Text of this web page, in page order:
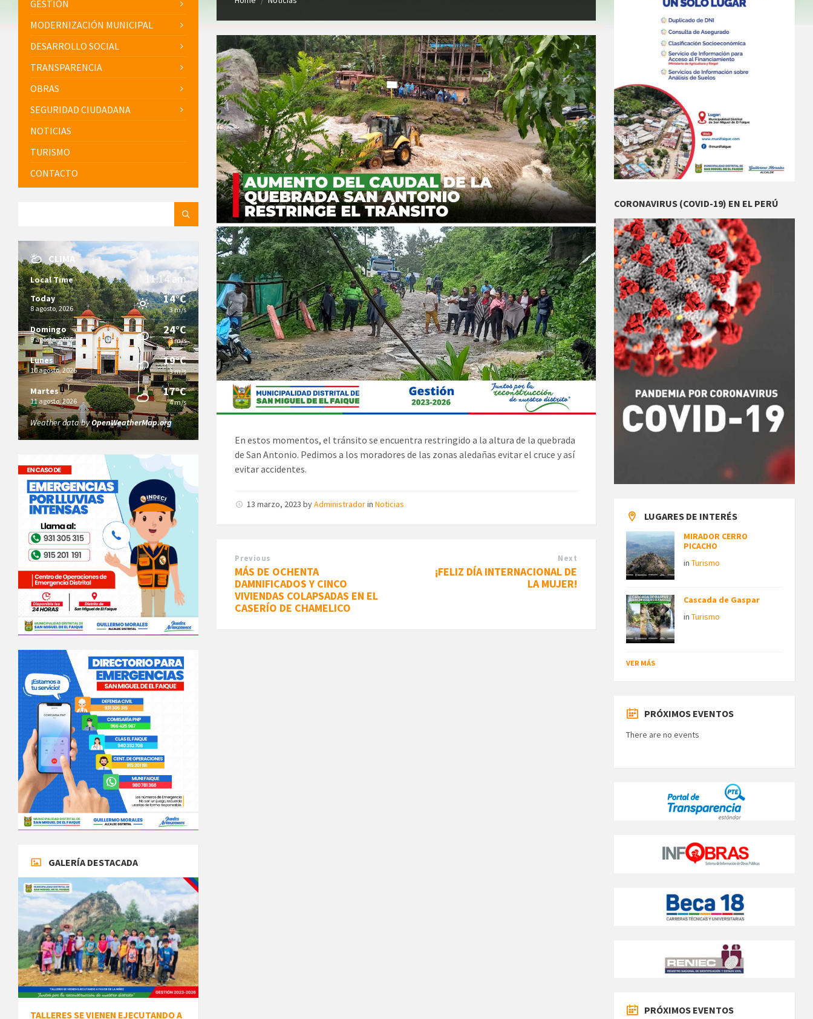
En estos momentos, el tránsito se encuentra restringido a la altura de la quebrada
de San Antonio. Pedimos a los moradores de las zonas aledañas evitar el cruce y así
evitar accidentes.
13 marzo, 2023byAdministradorinNoticias
Previous
MÁS DE OCHENTA
DAMNIFICADOS Y CINCO
VIVIENDAS COLAPSADAS EN EL
CASERÍO DE CHAMELICO
Next
¡FELIZ DÍA INTERNACIONAL DE
LA MUJER!
GESTIÓN
MODERNIZACIÓN MUNICIPAL
DESARROLLO SOCIAL
TRANSPARENCIA
OBRAS
SEGURIDAD CIUDADANA
NOTICIAS
TURISMO
CONTACTO
CLIMA
Local Time 11:14 am
Today
8 agosto, 2026
14°C
3 m/s
Domingo
9 agosto, 2026
24°C
3 m/s
Lunes
10 agosto, 2026
19°C
3 m/s
Martes
11 agosto, 2026
17°C
4 m/s
Weather data byOpenWeatherMap.org
GALERÍA DESTACADA
TALLERES SE VIENEN EJECUTANDO A
CORONAVIRUS (COVID-19) EN EL PERÚ
LUGARES DE INTERÉS
MIRADOR CERRO
PICACHO
inTurismo
Cascada de Gaspar
inTurismo
VER MÁS
PRÓXIMOS EVENTOS
There are no events
PRÓXIMOS EVENTOS